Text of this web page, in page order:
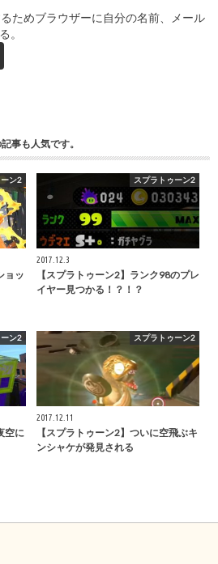
ためブラウザーに自分の名前、メール
。
事も人気です。
ン2
ョッ
スプラトゥーン2
2017.12.3
【スプラトゥーン2】ランク98のプレ
イヤー見つかる！？！？
ン2
空に
スプラトゥーン2
2017.12.11
【スプラトゥーン2】ついに空飛ぶキ
ンシャケが発見される